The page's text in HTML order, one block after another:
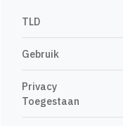
TLD
Gebruik
Privacy
Toegestaan